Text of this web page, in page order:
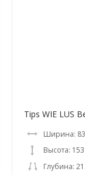
Tips WIE LUS
Ширина:
Высота:
Глубина: